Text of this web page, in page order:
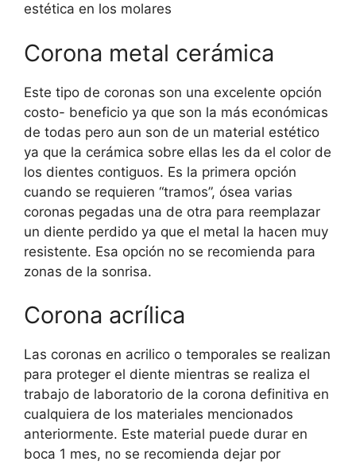
estética en los molares
Corona metal cerámica
Este tipo de coronas son una excelente opción
costo- beneficio ya que son la más económicas
de todas pero aun son de un material estético
ya que la cerámica sobre ellas les da el color de
los dientes contiguos. Es la primera opción
cuando se requieren “tramos”, ósea varias
coronas pegadas una de otra para reemplazar
un diente perdido ya que el metal la hacen muy
resistente. Esa opción no se recomienda para
zonas de la sonrisa.
Corona acrílica
Las coronas en acrilico o temporales se realizan
para proteger el diente mientras se realiza el
trabajo de laboratorio de la corona definitiva en
cualquiera de los materiales mencionados
anteriormente. Este material puede durar en
boca 1 mes, no se recomienda dejar por